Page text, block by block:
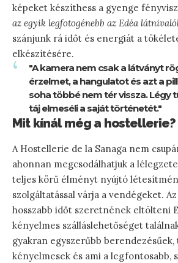
képeket készíthess a gyenge
az egyik legfotogénebb az Edéa
szánjunk rá időt és energiát a
elkészítésére.
"A kamera nem csak a látványt
érzelmet, a hangulatot és azt a
soha többé nem tér vissza. Légy
táj elmeséli a saját történetét."
Mit kínál még a hostellerie?
A Hostellerie de la Sanaga nem
ahonnan megcsodálhatjuk a
teljes körű élményt nyújtó
szolgáltatással várja a vendégeket.
hosszabb időt szeretnének eltölteni
kényelmes szálláslehetőséget
gyakran egyszerűbb berendezésűek,
kényelmesek és ami a legfontosabb,